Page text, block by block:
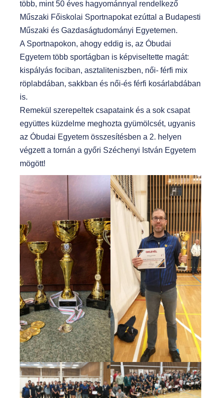
több, mint 50 éves hagyománnyal rendelkező
Műszaki Főiskolai Sportnapokat ezúttal a Budapesti
Műszaki és Gazdaságtudományi Egyetemen.
A Sportnapokon, ahogy eddig is, az Óbudai
Egyetem több sportágban is képviseltette magát:
kispályás fociban, asztaliteniszben, női- férfi mix
röplabdában, sakkban és női-és férfi kosárlabdában
is.
Remekül szerepeltek csapataink és a sok csapat
együttes küzdelme meghozta gyümölcsét, ugyanis
az Óbudai Egyetem összesítésben a 2. helyen
végzett a tornán a győri Széchenyi István Egyetem
mögött!